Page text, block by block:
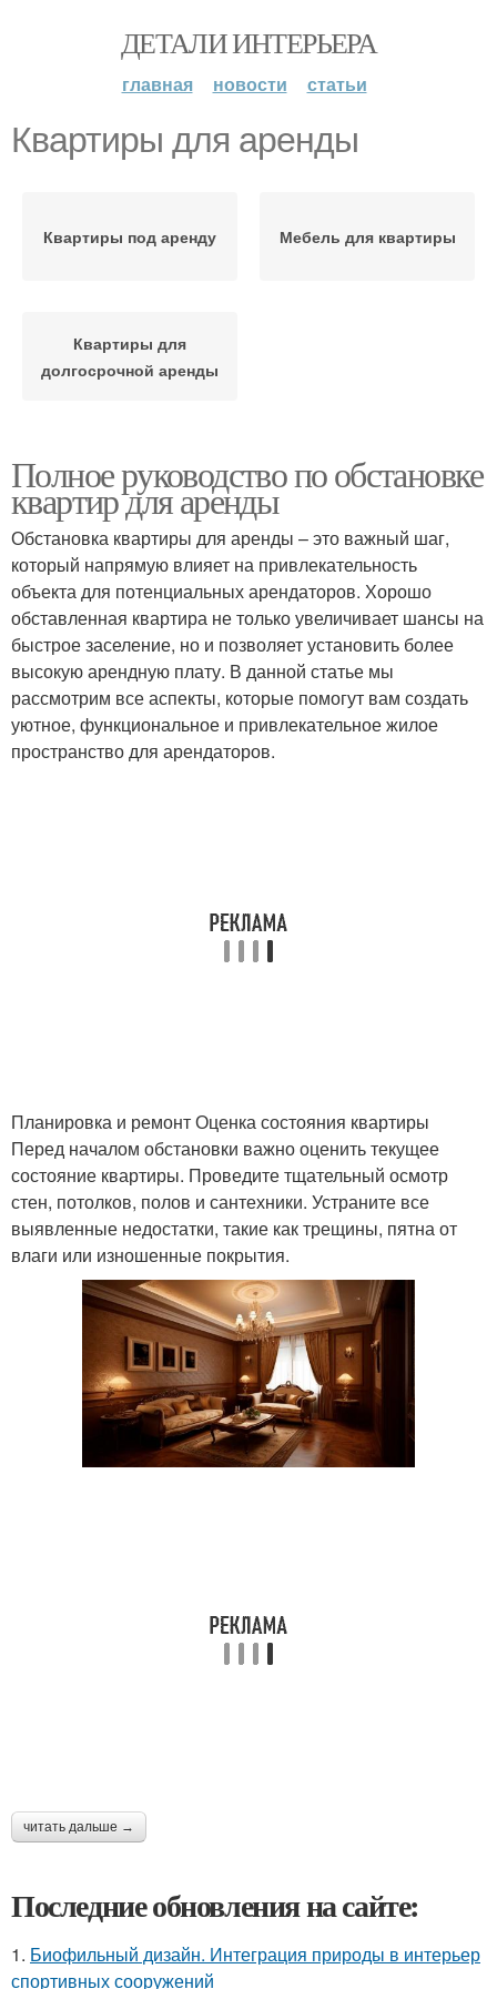
ДЕТАЛИ ИНТЕРЬЕРА
главная новости статьи
Квартиры для аренды
Квартиры под аренду Мебель для квартиры
Квартиры для
долгосрочной аренды
Полное руководство по обстановке
квартир для аренды
Обстановка квартиры для аренды – это важный шаг,
который напрямую влияет на привлекательность
объекта для потенциальных арендаторов. Хорошо
обставленная квартира не только увеличивает шансы на
быстрое заселение, но и позволяет установить более
высокую арендную плату. В данной статье мы
рассмотрим все аспекты, которые помогут вам создать
уютное, функциональное и привлекательное жилое
пространство для арендаторов.
Планировка и ремонт Оценка состояния квартиры
Перед началом обстановки важно оценить текущее
состояние квартиры. Проведите тщательный осмотр
стен, потолков, полов и сантехники. Устраните все
выявленные недостатки, такие как трещины, пятна от
влаги или изношенные покрытия.
читать дальше →
Последние обновления на сайте:
1. Биофильный дизайн. Интеграция природы в интерьер
спортивных сооружений